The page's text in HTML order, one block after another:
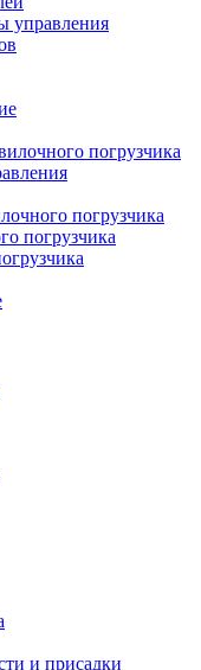
управления
погрузчика
погрузчика
погрузчика
и присадки